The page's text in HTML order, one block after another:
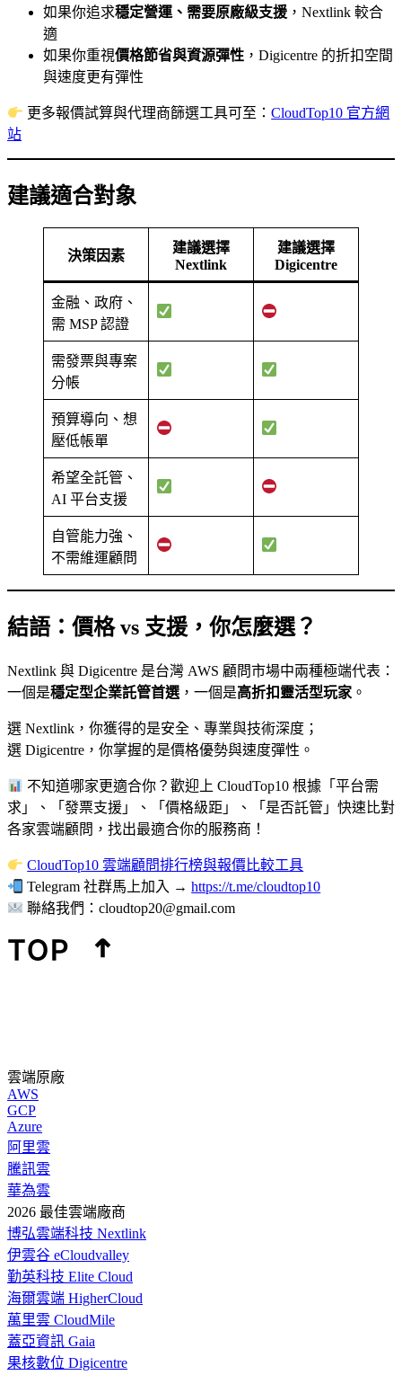
如果你追求穩定營運、需要原廠級支援 ，Nextlink 較合
適
如果你重視價格節省與資源彈性 ，Digicentre 的折扣空間
與速度更有彈性
更多報價試算與代理商篩選工具可至：CloudTop10 官方網
站
建議適合對象
決策因素
建議選擇
Nextlink
建議選擇
Digicentre
金融、政府、
需 MSP 認證
需發票與專案
分帳
預算導向、想
壓低帳單
希望全託管、
AI 平台支援
自管能力強、
不需維運顧問
結語：價格 vs 支援，你怎麼選？
Nextlink 與 Digicentre 是台灣 AWS 顧問市場中兩種極端代表：
一個是穩定型企業託管首選 ，一個是高折扣靈活型玩家 。
選 Nextlink，你獲得的是安全、專業與技術深度；
選 Digicentre，你掌握的是價格優勢與速度彈性。
不知道哪家更適合你？歡迎上 CloudTop10 根據「平台需
求」、「發票支援」、「價格級距」、「是否託管」快速比對
各家雲端顧問，找出最適合你的服務商！
CloudTop10 雲端顧問排行榜與報價比較工具
Telegram 社群馬上加入 →https://t.me/cloudtop10
聯絡我們：cloudtop20@gmail.com
雲端原廠
AWS
GCP
Azure
阿里雲
騰訊雲
華為雲
2026 最佳雲端廠商
博弘雲端科技 Nextlink
伊雲谷 eCloudvalley
勤英科技 Elite Cloud
海爾雲端 HigherCloud
萬里雲 CloudMile
蓋亞資訊 Gaia
果核數位 Digicentre